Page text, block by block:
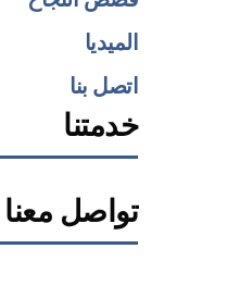
الميديا
اتصل بنا
خدمتنا
تواصل معنا